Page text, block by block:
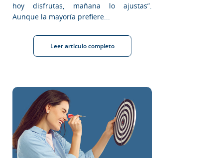
hoy disfrutas, mañana lo ajustas”.
Aunque la mayoría prefiere...
Leer artículo completo